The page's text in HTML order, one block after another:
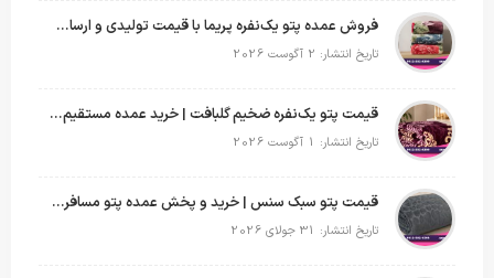
فروش عمده پتو یک‌نفره پریما با قیمت تولیدی و ارسال به سراسر کشور
تاریخ انتشار: 2 آگوست 2026
قیمت پتو یک‌نفره ضخیم گلبافت | خرید عمده مستقیم با بهترین قیمت
تاریخ انتشار: 1 آگوست 2026
قیمت پتو سبک سنس | خرید و پخش عمده پتو مسافرتی Sense
تاریخ انتشار: 31 جولای 2026